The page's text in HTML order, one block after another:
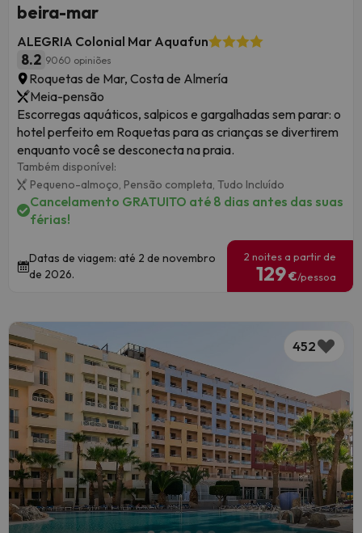
beira-mar
ALEGRIA Colonial Mar Aquafun
8.2 9060 opiniões
Roquetas de Mar, Costa de Almería
Meia-pensão
Escorregas aquáticos, salpicos e gargalhadas sem parar: o
hotel perfeito em Roquetas para as crianças se divertirem
enquanto você se desconecta na praia.
Também disponível:
Pequeno-almoço, Pensão completa, Tudo Incluído
Cancelamento GRATUITO até 8 dias antes das suas
férias!
Datas de viagem: até 2 de novembro
de 2026.
2 noites a partir de
129€/pessoa
452